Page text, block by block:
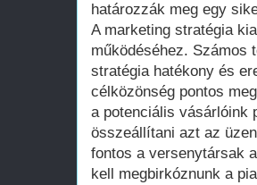
határozzák meg egy
A marketing stratégia
működéséhez. Számos
stratégia hatékony és
célközönség pontos
a potenciális vásárlóink
összeállítani azt az
fontos a versenytársak
kell megbirkóznunk a